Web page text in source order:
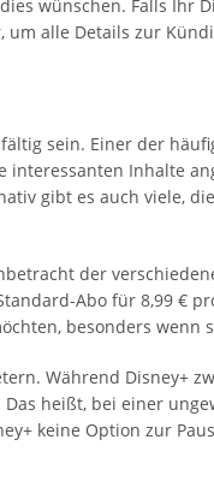
wünschen. Falls Ihr
alle Details zur
sein. Einer der
Inhalte
gibt es auch viele,
der
Abo für 8,99 €
besonders
Während Disney+
heißt, bei einer
keine Option zur